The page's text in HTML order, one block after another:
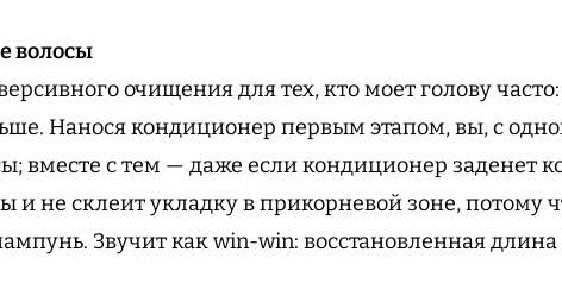
волосы
очищения для тех, кто моет голову
Нанося кондиционер первым этапом, вы, с
вместе с тем — даже если кондиционер заденет
и не склеит укладку в прикорневой зоне, потому
Звучит как win-win: восстановленная